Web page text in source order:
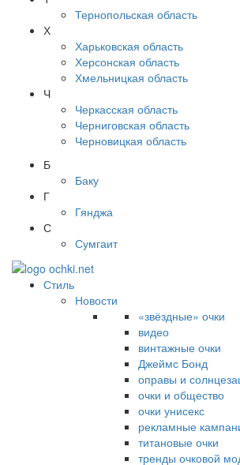
Тернопольская область
Х
Харьковская область
Херсонская область
Хмельницкая область
Ч
Черкасская область
Черниговская область
Черновицкая область
Б
Баку
Г
Гянджа
С
Сумгаит
Стиль
Новости
«звёздные» очки
видео
винтажные очки
Джеймс Бонд
оправы и
очки и общество
очки унисекс
рекламные
титановые очки
тренды очковой